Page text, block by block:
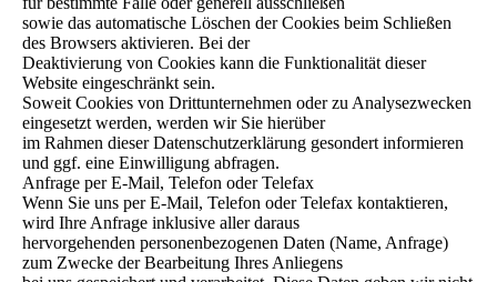
sowie das automatische Löschen der Cookies beim Schließen
des Browsers aktivieren. Bei der
Deaktivierung von Cookies kann die Funktionalität dieser
Website eingeschränkt sein.
Soweit Cookies von Drittunternehmen oder zu Analysezwecken
eingesetzt werden, werden wir Sie hierüber
im Rahmen dieser Datenschutzerklärung gesondert informieren
und ggf. eine Einwilligung abfragen.
Anfrage per E-Mail, Telefon oder Telefax
Wenn Sie uns per E-Mail, Telefon oder Telefax kontaktieren,
wird Ihre Anfrage inklusive aller daraus
hervorgehenden personenbezogenen Daten (Name, Anfrage)
zum Zwecke der Bearbeitung Ihres Anliegens